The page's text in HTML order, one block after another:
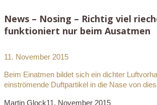
News – Nosing – Richtig viel
funktioniert nur beim Ausatmen
11. November 2015
Beim Einatmen bildet sich ein dichter
einströmende Duftpartikel in die Nase von
Martin Glock11. November 2015